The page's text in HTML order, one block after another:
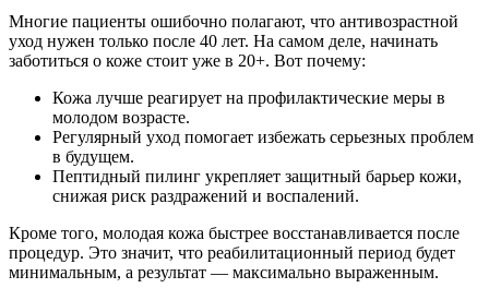
Многие пациенты ошибочно полагают, что антивозрастной
уход нужен только после 40 лет. На самом деле, начинать
заботиться о коже стоит уже в 20+. Вот почему:
Кожа лучше реагирует на профилактические меры в
молодом возрасте.
Регулярный уход помогает избежать серьезных проблем
в будущем.
Пептидный пилинг укрепляет защитный барьер кожи,
снижая риск раздражений и воспалений.
Кроме того, молодая кожа быстрее восстанавливается после
процедур. Это значит, что реабилитационный период будет
минимальным, а результат — максимально выраженным.